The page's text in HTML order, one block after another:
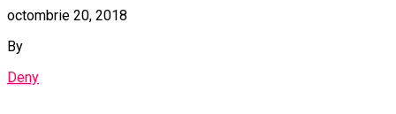
octombrie 20, 2018
By
Deny